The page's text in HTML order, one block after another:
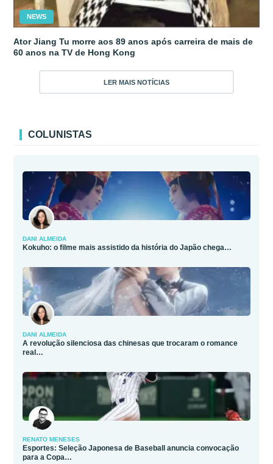
NEWS
Ator Jiang Tu morre aos 89 anos após carreira de mais de
60 anos na TV de Hong Kong
LER MAIS NOTÍCIAS
COLUNISTAS
DANI ALMEIDA
Kokuho: o filme mais assistido da história do Japão chega…
DANI ALMEIDA
A revolução silenciosa das chinesas que trocaram o romance
real…
RENATO MENESES
Esportes: Seleção Japonesa de Baseball anuncia convocação
para a Copa…